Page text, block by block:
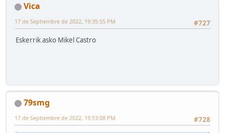
Vica
#727
17 de Septiembre de 2022, 19:35:55 PM
Eskerrik asko Mikel Castro
79smg
#728
17 de Septiembre de 2022, 19:53:08 PM